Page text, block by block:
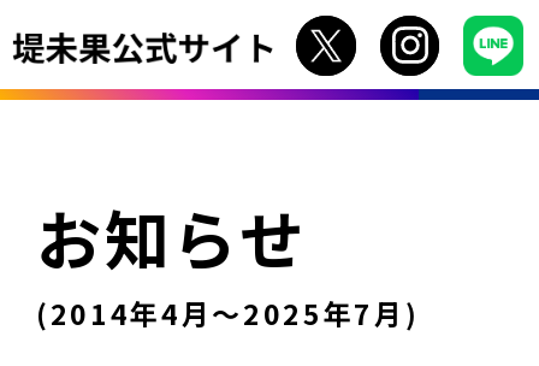
お知らせ
(2014年4月〜2025年7月)